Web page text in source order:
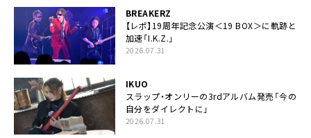
BREAKERZ
【レポ】19周年記念公演＜19 BOX＞に軌跡と
加速「I.K.Z.」
2026.07.31
IKUO
スラップ・オンリーの3rdアルバム発売「今の
自分をダイレクトに」
2026.07.31